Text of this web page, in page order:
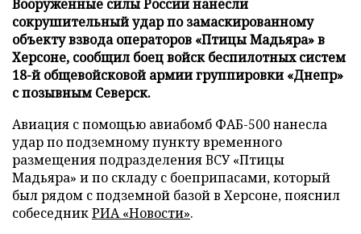
Вооруженные силы России нанесли
сокрушительный удар по замаскированному
объекту взвода операторов «Птицы Мадьяра» в
Херсоне, сообщил боец войск беспилотных систем
18-й общевойсковой армии группировки «Днепр»
с позывным Северск.
Авиация с помощью авиабомб ФАБ-500 нанесла
удар по подземному пункту временного
размещения подразделения ВСУ «Птицы
Мадьяра» и по складу с боеприпасами, который
был рядом с подземной базой в Херсоне, пояснил
собеседникРИА «Новости».